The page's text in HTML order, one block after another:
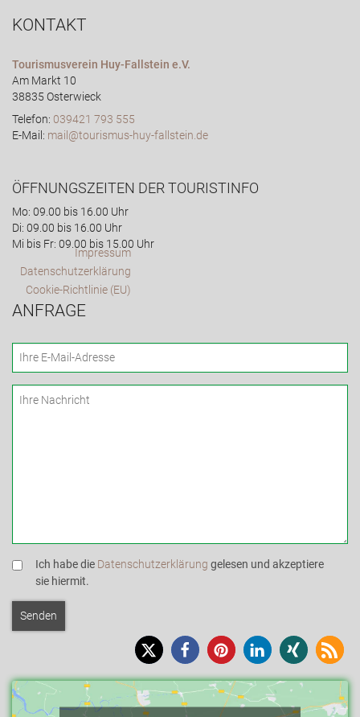
KONTAKT
Tourismusverein Huy-Fallstein e.V.
Am Markt 10
38835 Osterwieck
Telefon: 039421 793 555
E-Mail: mail@tourismus-huy-fallstein.de
ÖFFNUNGSZEITEN DER TOURISTINFO
Mo: 09.00 bis 16.00 Uhr
Di: 09.00 bis 16.00 Uhr
Mi bis Fr: 09.00 bis 15.00 Uhr
Impressum
Datenschutzerklärung
Cookie-Richtlinie (EU)
ANFRAGE
Ich habe die Datenschutzerklärung gelesen und akzeptiere
sie hiermit.